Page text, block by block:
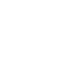
amount